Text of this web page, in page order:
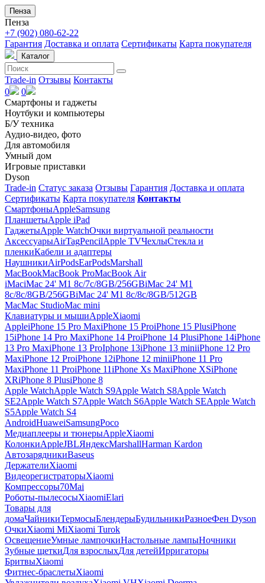
Пенза
Пенза
+7 (902) 080-62-22
Гарантия Доставка и оплата Сертификаты Карта покупателя
Каталог
Trade-in Отзывы Контакты
0
0
Смартфоны и гаджеты
Ноутбуки и компьютеры
Б/У техника
Аудио-видео, фото
Для автомобиля
Умный дом
Игровые приставки
Dyson
Trade-in Статус заказа Отзывы Гарантия Доставка и оплата
Сертификаты Карта покупателя Контакты
СмартфоныAppleSamsung
ПланшетыApple iPad
ГаджетыApple WatchОчки виртуальной реальности
АксессуарыAirTagPencilApple TVЧехлыСтекла и
пленкиКабели и адаптеры
НаушникиAirPodsEarPodsMarshall
MacBookMacBook ProMacBook Air
iMaciMac 24' M1 8c/7c/8GB/256GBiMac 24' M1
8c/8c/8GB/256GBiMac 24' M1 8c/8c/8GB/512GB
MacMac StudioMac mini
Клавиатуры и мышиAppleXiaomi
AppleiPhone 15 Pro MaxiPhone 15 ProiPhone 15 PlusiPhone
15iPhone 14 Pro MaxiPhone 14 ProiPhone 14 PlusiPhone 14iPhone
13 Pro MaxiPhone 13 ProIphone 13iPhone 13 miniiPhone 12 Pro
MaxiPhone 12 ProiPhone 12iPhone 12 miniiPhone 11 Pro
MaxiPhone 11 ProiPhone 11iPhone Xs MaxiPhone XSiPhone
XRiPhone 8 PlusiPhone 8
Apple WatchApple Watch S9Apple Watch S8Apple Watch
SE2Apple Watch S7Apple Watch S6Apple Watch SEApple Watch
S5Apple Watch S4
AndroidHuaweiSamsungPoco
Медиаплееры и тюнерыAppleXiaomi
КолонкиAppleJBLЯндексMarshallHarman Kardon
АвтозарядникиBaseus
ДержателиXiaomi
ВидеорегистраторыXiaomi
Компрессоры70Mai
Роботы-пылесосыXiaomiElari
Товары для
домаЧайникиТермосыБлендерыБудильникиРазноеФен Dyson
ОчкиXiaomi MiXiaomi Turok
ОсвещениеУмные лампочкиНастольные лампыНочники
Зубные щеткиДля взрослыхДля детейИрригаторы
БритвыXiaomi
Фитнес-браслетыXiaomi